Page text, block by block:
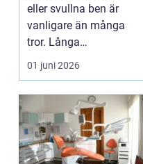
eller svullna ben är
vanligare än många
tror. Långa
arbetsdagar på hårda
golv, ...
01 juni 2026